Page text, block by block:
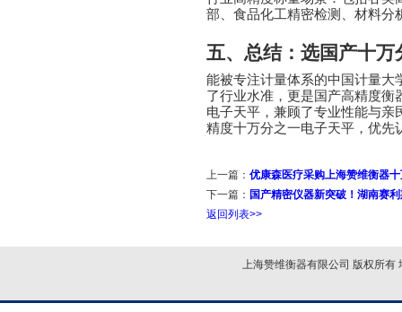
部、食品化工精密检测、材料分
五、总结：选国产十
能被专注计量体系的中国计量大
了行业水准，更是国产高精度
电子天平，兼顾了专业性能与
精度十万分之一电子天平，优先
上一篇： 优康森医疗采购上海赞维衡器
下一篇： 国产精密仪器新突破！湖南赛
返回列表>>
上海赞维衡器有限公司 版权所